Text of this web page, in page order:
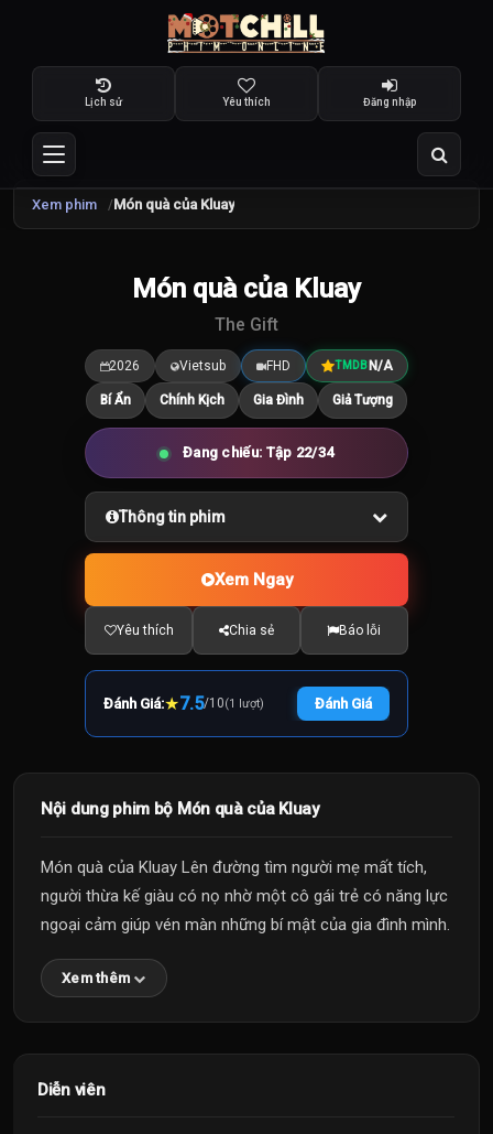
Lịch sử Yêu thích Đăng nhập
Xem phim Món quà của Kluay
7.5
Món quà của Kluay
The Gift
2026 Vietsub FHD TMDB N/A
Bí Ẩn Chính Kịch Gia Đình Giả Tượng
Đang chiếu: Tập 22/34
Thông tin phim
Xem Ngay
Yêu thích Chia sẻ Báo lỗi
Đánh Giá:★7.5/10(1 lượt) Đánh Giá
Nội dung phim bộ Món quà của Kluay
Món quà của Kluay Lên đường tìm người mẹ mất tích,
người thừa kế giàu có nọ nhờ một cô gái trẻ có năng lực
ngoại cảm giúp vén màn những bí mật của gia đình mình.
Xem thêm
Diễn viên